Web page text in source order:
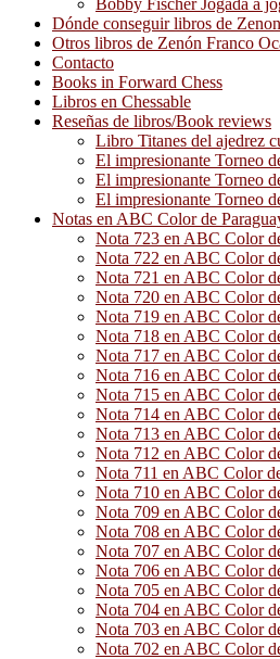
Bobby Fischer Jogada a
Dónde conseguir libros de
Otros libros de Zenón Franco
Contacto
Books in Forward Chess
Libros en Chessable
Reseñas de libros/Book reviews
Libro Titanes del ajedrez
El impresionante Torneo
El impresionante Torneo
El impresionante Torneo
Notas en ABC Color de
Nota 723 en ABC Color
Nota 722 en ABC Color
Nota 721 en ABC Color
Nota 720 en ABC Color
Nota 719 en ABC Color
Nota 718 en ABC Color
Nota 717 en ABC Color
Nota 716 en ABC Color
Nota 715 en ABC Color
Nota 714 en ABC Color
Nota 713 en ABC Color
Nota 712 en ABC Color
Nota 711 en ABC Color
Nota 710 en ABC Color
Nota 709 en ABC Color
Nota 708 en ABC Color
Nota 707 en ABC Color
Nota 706 en ABC Color
Nota 705 en ABC Color
Nota 704 en ABC Color
Nota 703 en ABC Color
Nota 702 en ABC Color